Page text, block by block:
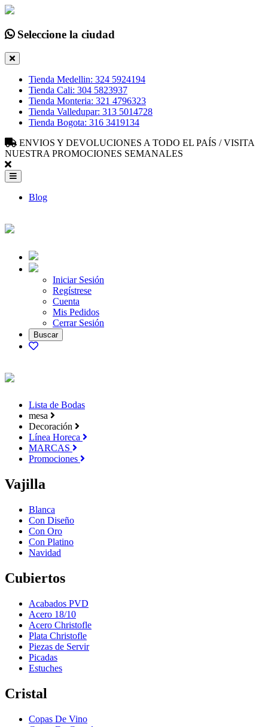
Seleccione la ciudad
Tienda Medellin: 324 5924194
Tienda Cali: 304 5823937
Tienda Monteria: 321 4796323
Tienda Valledupar: 313 5014728
Tienda Bogota: 316 3419134
ENVIOS Y DEVOLUCIONES A TODO EL PAÍS / VISITA
NUESTRA PROMOCIONES SEMANALES
Blog
Iniciar Sesión
Regístrese
Cuenta
Mis Pedidos
Cerrar Sesión
Lista de Bodas
mesa
Decoración
Línea Horeca
MARCAS
Promociones
Vajilla
Blanca
Con Diseño
Con Oro
Con Platino
Navidad
Cubiertos
Acabados PVD
Acero 18/10
Acero Christofle
Plata Christofle
Piezas de Servir
Picadas
Estuches
Cristal
Copas De Vino